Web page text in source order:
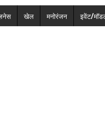
खेल मनोरंजन इवेंट/